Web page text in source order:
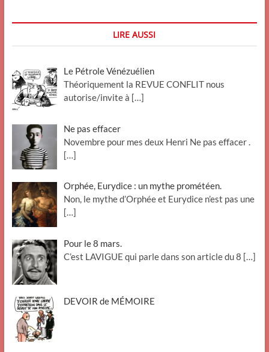
LIRE AUSSI
Le Pétrole Vénézuélien
Théoriquement la REVUE CONFLIT nous
autorise/invite à […]
Ne pas effacer
Novembre pour mes deux Henri Ne pas effacer .
[…]
Orphée, Eurydice : un mythe prométéen.
Non, le mythe d’Orphée et Eurydice n’est pas une
[…]
Pour le 8 mars.
C’est LAVIGUE qui parle dans son article du 8 […]
DEVOIR de MÉMOIRE